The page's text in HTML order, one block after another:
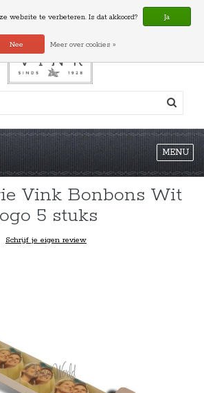
0 Artikelen
MENU
Vink Bonbons Wit
5 stuks
Schrijf je eigen review
website te verbeteren. Is dat akkoord? Ja
Nee Meer over cookies »